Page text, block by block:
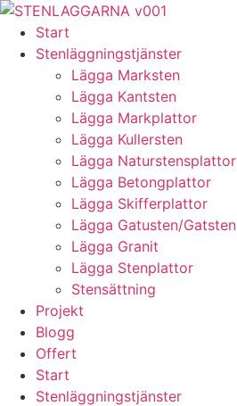
Skip
content
Start
Stenläggningstjänster
Lägga Marksten
Lägga Kantsten
Lägga Markplattor
Lägga Kullersten
Lägga Naturstensplattor
Lägga Betongplattor
Lägga Skifferplattor
Lägga Gatusten/Gatsten
Lägga Granit
Lägga Stenplattor
Stensättning
Projekt
Blogg
Offert
Start
Stenläggningstjänster